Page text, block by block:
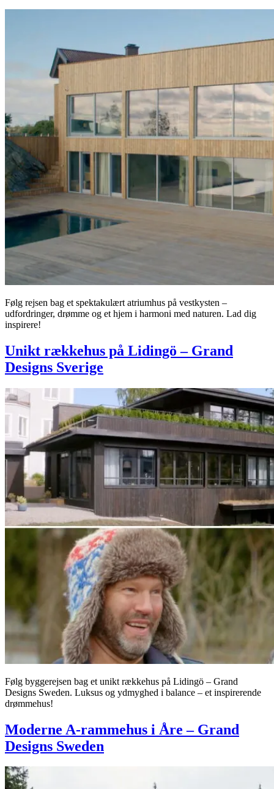
Følg rejsen bag et spektakulært atriumhus på vestkysten –
udfordringer, drømme og et hjem i harmoni med naturen. Lad dig
inspirere!
Unikt rækkehus på Lidingö – Grand
Designs Sverige
Følg byggerejsen bag et unikt rækkehus på Lidingö – Grand
Designs Sweden. Luksus og ydmyghed i balance – et inspirerende
drømmehus!
Moderne A-rammehus i Åre – Grand
Designs Sweden